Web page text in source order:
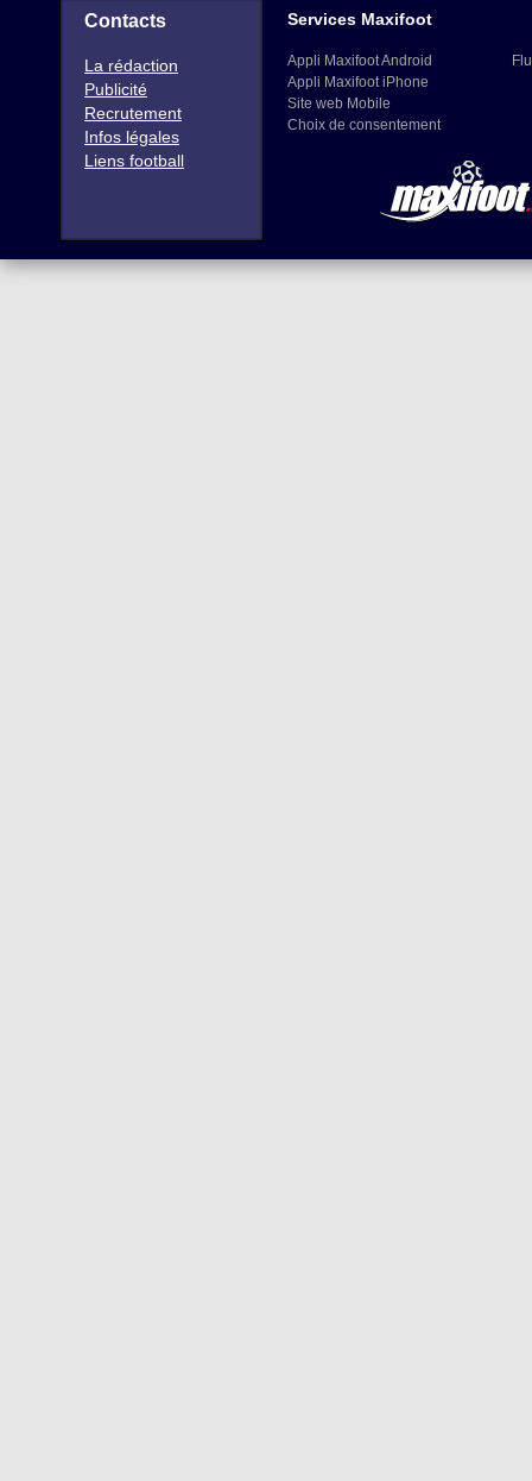
Contacts
La rédaction
Publicité
Recrutement
Infos légales
Liens football
Services Maxifoot
Appli Maxifoot Android
Appli Maxifoot iPhone
Site web Mobile
Choix de consentement